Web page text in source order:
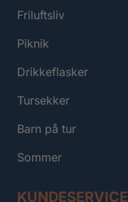
Friluftsliv
Piknik
Drikkeflasker
Tursekker
Barn på tur
Sommer
KUNDESERVICE